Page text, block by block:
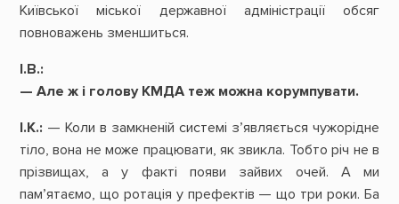
Київської міської державної адміністрації обсяг
повноважень зменшиться.
І.В.:
— Але ж і голову КМДА теж можна корумпувати.
І.К.: — Коли в замкненій системі з’являється чужорідне
тіло, вона не може працювати, як звикла. Тобто річ не в
прізвищах, а у факті появи зайвих очей. А ми
пам’ятаємо, що ротація у префектів — що три роки. Ба